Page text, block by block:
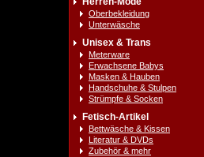
Oberbekleidung
Unterwäsche
Unisex & Trans
Meterware
Erwachsene Babys
Masken & Hauben
Handschuhe & Stulpen
Strümpfe & Socken
Fetisch-Artikel
Bettwäsche & Kissen
Literatur & DVDs
Zubehör & mehr